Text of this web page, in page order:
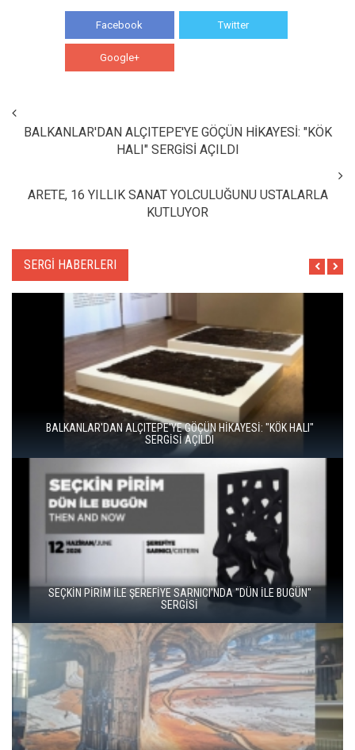
Facebook Twitter
Google+
BALKANLAR'DAN ALÇITEPE'YE GÖÇÜN HİKAYESİ: "KÖK
HALI" SERGİSİ AÇILDI
ARETE, 16 YILLIK SANAT YOLCULUĞUNU USTALARLA
KUTLUYOR
SERGİ HABERLERI
BALKANLAR'DAN ALÇITEPE'YE GÖÇÜN HİKAYESİ: "KÖK HALI"
SERGİSİ AÇILDI
SEÇKİN PİRİM İLE ŞEREFİYE SARNICI'NDA "DÜN İLE BUGÜN"
SERGİSİ